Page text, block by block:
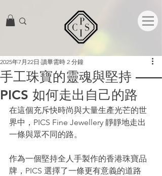
手工珠寶的靈魂與堅持 ——
PICS 如何走出自己的路
2025年7月22日 讀畢需時 2 分鐘
在這個充斥快時尚與大量生產光芒的世
界中，PICS Fine Jewellery 靜靜地走出
一條與眾不同的路。
作為一個堅持全人手製作的香港珠寶品
牌，PICS 選擇了一條更有意義的道路